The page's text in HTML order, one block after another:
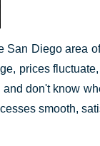
San Diego area
prices
don't know
smooth,